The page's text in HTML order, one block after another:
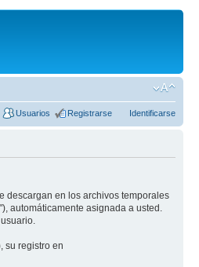
Usuarios Registrarse Identificarse
descargan en los archivos temporales
automáticamente asignada a usted.
su registro en